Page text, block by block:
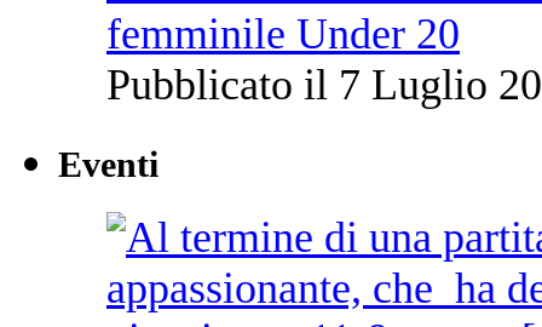
femminile Under 20
Pubblicato il 7 Luglio
Eventi